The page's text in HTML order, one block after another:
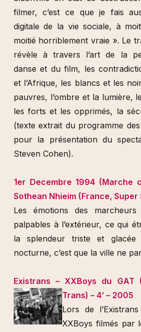
filmer, c’est ce que je fais
digitale de la vie sociale, à
moitié horriblement vraie ». Le
révèle à travers l’art de la
danse et du film, les
et l’Afrique, les blancs et les
pauvres, l’ombre et la lumière,
les forts et les opprimés, la
(texte extrait du programme
pour la présentation du
Steven Cohen).
1er Decembre 1994 (Marche
Sothean Nhieim (France, Super
Les émotions des marcheurs
palpables à l’extérieur, ce qui
la splendeur triste et glacée
nocturne, c’est que la ville ne
Existrans – XXBoys du GAT
Trans) – 4’ – 2005
Lors de
XXBoys filmés par